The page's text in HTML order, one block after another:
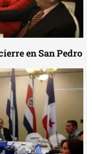
en San Pedro